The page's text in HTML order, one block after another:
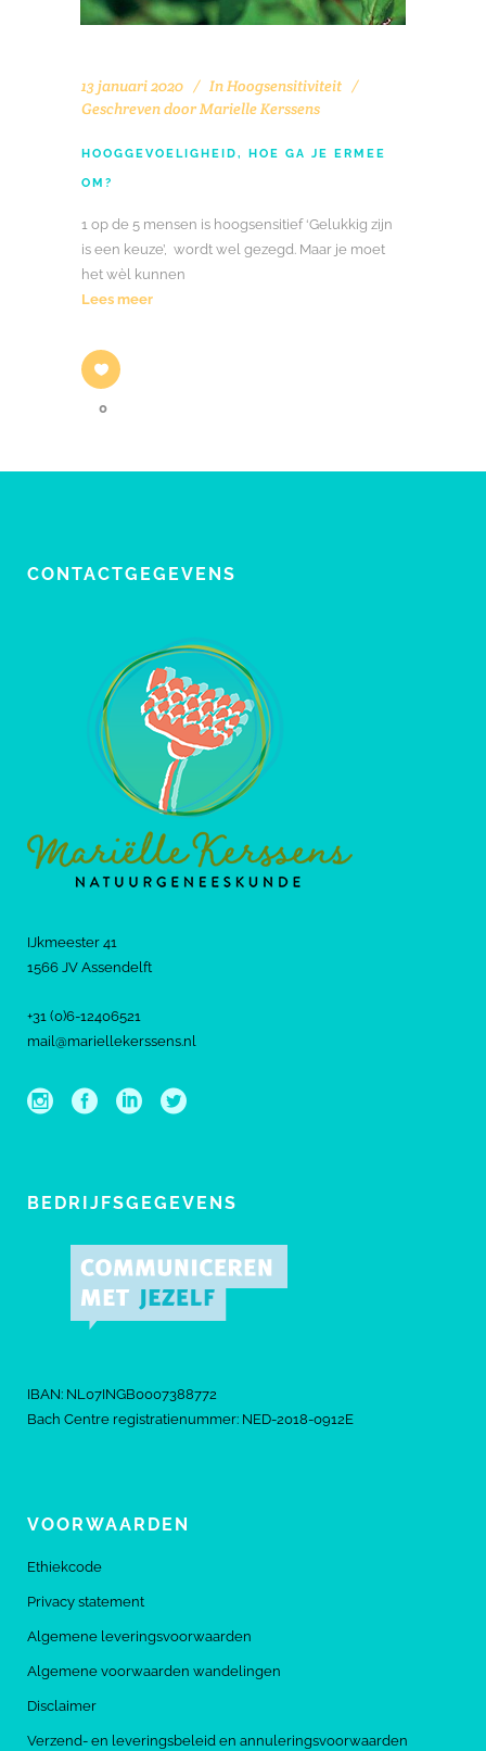
13 januari 2020 InHoogsensitiviteit
Geschreven doorMarielle Kerssens
HOOGGEVOELIGHEID, HOE GA JE ERMEE
OM?
1 op de 5 mensen is hoogsensitief ‘Gelukkig zijn
is een keuze’, wordt wel gezegd. Maar je moet
het wèl kunnen
Lees meer
0
CONTACTGEGEVENS
IJkmeester 41
1566 JV Assendelft
+31 (0)6-12406521
mail@mariellekerssens.nl
BEDRIJFSGEGEVENS
IBAN: NL07INGB0007388772
Bach Centre registratienummer: NED-2018-0912E
VOORWAARDEN
Ethiekcode
Privacy statement
Algemene leveringsvoorwaarden
Algemene voorwaarden wandelingen
Disclaimer
Verzend- en leveringsbeleid en annuleringsvoorwaarden